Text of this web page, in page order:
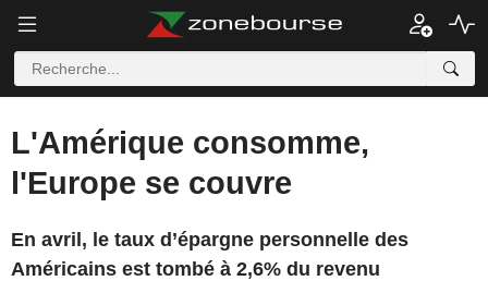
L'Amérique consomme,
l'Europe se couvre
En avril, le taux d’épargne personnelle des
Américains est tombé à 2,6% du revenu